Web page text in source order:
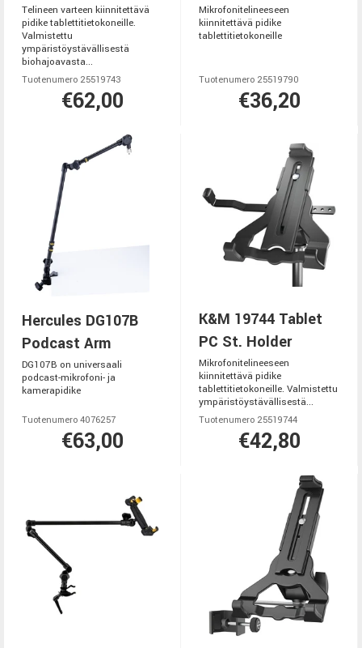
Telineen varteen kiinnitettävä
pidike tablettitietokoneille.
Valmistettu
ympäristöystävällisestä
biohajoavasta...
Tuotenumero 25519743
€62,00
Mikrofonitelineeseen
kiinnitettävä pidike
tablettitietokoneille
Tuotenumero 25519790
€36,20
Hercules DG107B
Podcast Arm
DG107B on universaali
podcast-mikrofoni- ja
kamerapidike
Tuotenumero 4076257
€63,00
K&M 19744 Tablet
PC St. Holder
Mikrofonitelineeseen
kiinnitettävä pidike
tablettitietokoneille. Valmistettu
ympäristöystävällisestä...
Tuotenumero 25519744
€42,80